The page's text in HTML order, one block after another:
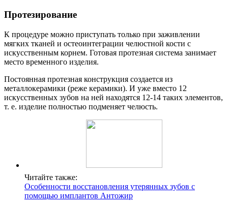
Протезирование
К процедуре можно приступать только при заживлении
мягких тканей и остеоинтеграции челюстной кости с
искусственным корнем. Готовая протезная система занимает
место временного изделия.
Постоянная протезная конструкция создается из
металлокерамики (реже керамики). И уже вместо 12
искусственных зубов на ней находятся 12-14 таких элементов,
т. е. изделие полностью подменяет челюсть.
Читайте также:
Особенности восстановления утерянных зубов с
помощью имплантов Антожир